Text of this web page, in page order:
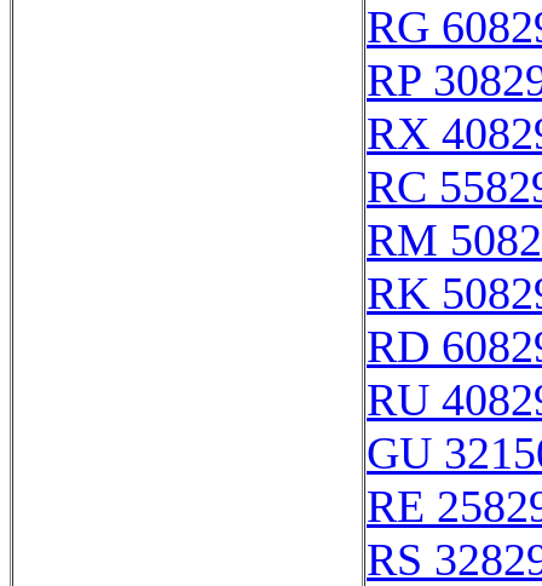
RG
RP
RX
RC
RM
RK
RD
RU
GU
RE
RS